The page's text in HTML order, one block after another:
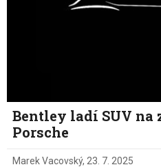
Bentley ladí SUV na
Porsche
Marek Vacovský, 23. 7. 2025